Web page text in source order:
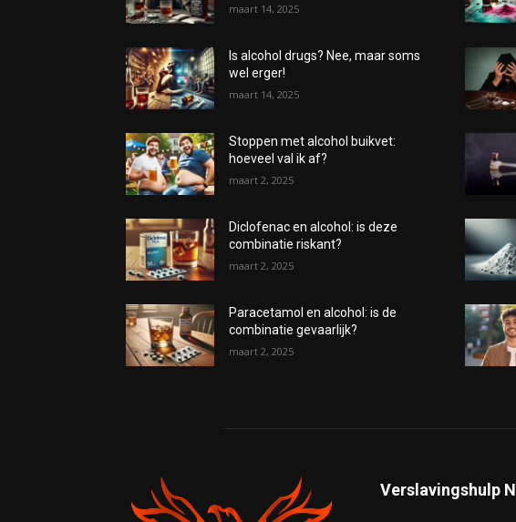
maart 14, 2025
Is alcohol drugs? Nee, maar soms
wel erger!
maart 14, 2025
Stoppen met alcohol buikvet:
hoeveel val ik af?
maart 2, 2025
Diclofenac en alcohol: is deze
combinatie riskant?
maart 2, 2025
Paracetamol en alcohol: is de
combinatie gevaarlijk?
maart 2, 2025
Verslavingshulp